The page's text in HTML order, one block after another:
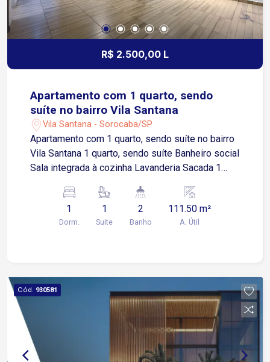
R$ 2.500,00 L
Apartamento com 1 quarto, sendo
suíte no bairro Vila Santana
Vila Santana - Sorocaba/SP
Apartamento com 1 quarto, sendo suíte no bairro
Vila Santana 1 quarto, sendo suíte Banheiro social
Sala integrada à cozinha Lavanderia Sacada 1
(possibilidade de negociação) Localização
Localizado na Vila Santana, bairro tradicional de
Sorocaba com excelente infraestrutura
de Sorocaba Fácil acesso à Avenida Dom Aguirre
em cerca de 7 minutos Aproximadamente 10
minutos da Rodovia Castelo Branco Região
próxima a supermercados, farmácias, escolas,
hospitais, padarias, restaurantes e diversos
comércios e serviços Transporte público nas
1
Dorm.
1
Suite
2
Banho
111.50 m²
A. Útil
Cód. 930581